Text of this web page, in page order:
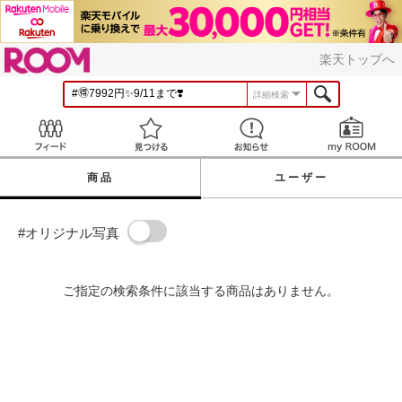
楽天トップへ
詳細検索
見つける お知らせ
商品 ユーザー
#オリジナル写真
ご指定の検索条件に該当する商品はありません。